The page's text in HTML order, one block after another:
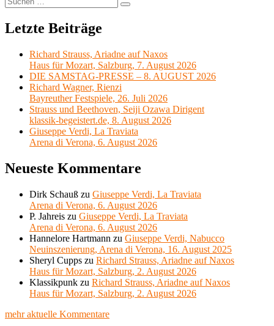
nach:
Suchen
Letzte Beiträge
Richard Strauss, Ariadne auf Naxos
Haus für Mozart, Salzburg, 7. August 2026
DIE SAMSTAG-PRESSE – 8. AUGUST 2026
Richard Wagner, Rienzi
Bayreuther Festspiele, 26. Juli 2026
Strauss und Beethoven, Seiji Ozawa Dirigent
klassik-begeistert.de, 8. August 2026
Giuseppe Verdi, La Traviata
Arena di Verona, 6. August 2026
Neueste Kommentare
Dirk Schauß zu Giuseppe Verdi, La Traviata
Arena di Verona, 6. August 2026
P. Jahreis zu Giuseppe Verdi, La Traviata
Arena di Verona, 6. August 2026
Hannelore Hartmann zu Giuseppe Verdi, Nabucco
Neuinszenierung, Arena di Verona, 16. August 2025
Sheryl Cupps zu Richard Strauss, Ariadne auf Naxos
Haus für Mozart, Salzburg, 2. August 2026
Klassikpunk zu Richard Strauss, Ariadne auf Naxos
Haus für Mozart, Salzburg, 2. August 2026
mehr aktuelle Kommentare